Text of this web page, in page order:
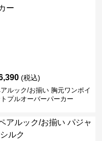
(税込)
ルック/お揃い 胸元ワンポイ
プルオーバーパーカー